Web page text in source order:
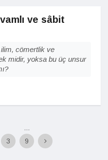
ve sâbit
cömertlik ve
midir, yoksa bu üç unsur
3
...
9